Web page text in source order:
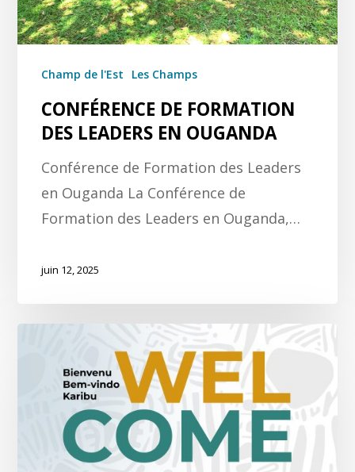
Champ de l'Est Les Champs
CONFÉRENCE DE FORMATION
DES LEADERS EN OUGANDA
Conférence de Formation des Leaders
en Ouganda La Conférence de
Formation des Leaders en Ouganda,…
juin 12, 2025